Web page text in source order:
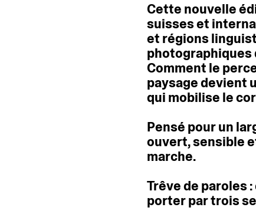
Cette nouvelle
suisseset
et régions
photographiques
Comment le
paysagedevient
qui mobilise le
Pensé pourun
ouvert,sensible
marche.
Trêvede paroles :
porterpartrois